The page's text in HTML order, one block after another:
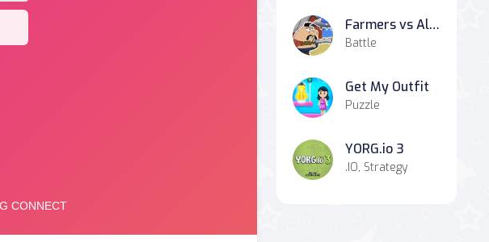
Farmers vs Aliens
Battle
Get My Outfit
Puzzle
YORG.io 3
.IO, Strategy